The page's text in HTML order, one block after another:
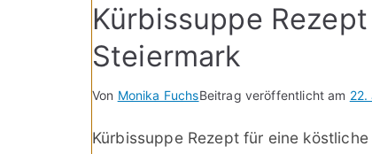
Kürbissuppe
Steiermark
Von Monika FuchsBeitrag veröffentlicht am 22.
Kürbissuppe Rezept für eine